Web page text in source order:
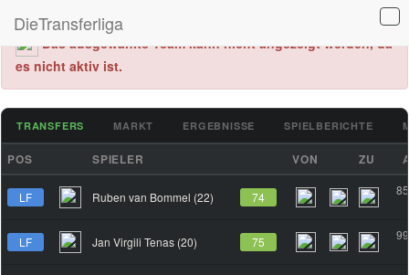
DieTransferliga
Das ausgewählte Team kann nicht angezeigt werden, da
es nicht aktiv ist.
TRANSFERS MARKT ERGEBNISSE SPIELBERICHTE
POS SPIELER VON ZU
LF Ruben van Bommel (22) 74
LF Jan Virgili Tenas (20) 75